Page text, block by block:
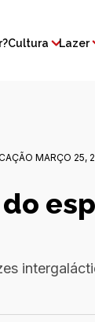
Cultura Lazer
MARÇO 25,